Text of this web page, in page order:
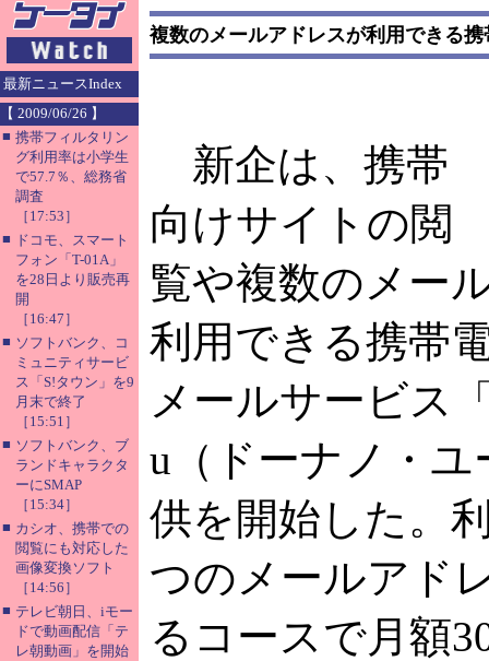
最新ニュースIndex
【 2009/06/26 】
■ 携帯フィルタリン
グ利用率は小学生
で57.7％、総務省
調査
［17:53］
■ ドコモ、スマート
フォン「T-01A」
を28日より販売再
開
［16:47］
■ ソフトバンク、コ
ミュニティサービ
ス「S!タウン」を9
月末で終了
［15:51］
■ ソフトバンク、ブ
ランドキャラクタ
ーにSMAP
［15:34］
■ カシオ、携帯での
閲覧にも対応した
画像変換ソフト
［14:56］
■ テレビ朝日、iモー
ドで動画配信「テ
レ朝動画」を開始
複数のメールアドレスが利用できる
新企は、携帯
向けサイトの閲
覧や複数のメー
利用できる携帯
メールサービス
u（ドーナノ・ユ
供を開始した。
つのメールアド
るコースで月額